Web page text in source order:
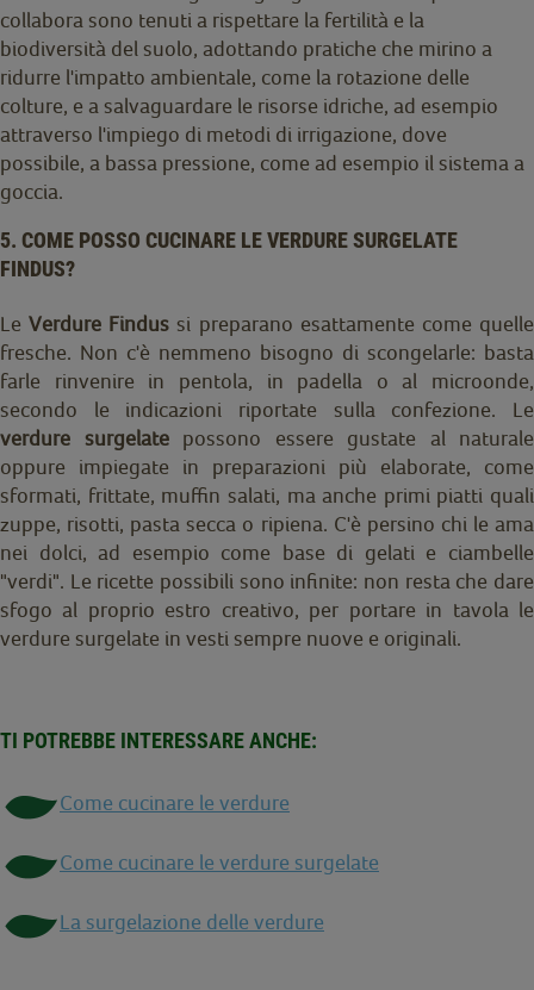
collabora sono tenuti a rispettare la fertilità e la
biodiversità del suolo, adottando pratiche che mirino a
ridurre l'impatto ambientale, come la rotazione delle
colture, e a salvaguardare le risorse idriche, ad esempio
attraverso l'impiego di metodi di irrigazione, dove
possibile, a bassa pressione, come ad esempio il sistema a
goccia.
5. COME POSSO CUCINARE LE VERDURE SURGELATE
FINDUS?
LeVerdure Findus si preparano esattamente come quelle
fresche. Non c'è nemmeno bisogno di scongelarle: basta
farle rinvenire in pentola, in padella o al microonde,
secondo le indicazioni riportate sulla confezione. Le
verdure surgelatepossono essere gustate al naturale
oppure impiegate in preparazioni più elaborate, come
sformati, frittate, muffin salati, ma anche primi piatti quali
zuppe, risotti, pasta secca o ripiena. C'è persino chi le ama
nei dolci, ad esempio come base di gelati e ciambelle
"verdi". Le ricette possibili sono infinite: non resta che dare
sfogo al proprio estro creativo, per portare in tavola le
verdure surgelate in vesti sempre nuove e originali.
TI POTREBBE INTERESSARE ANCHE:
Come cucinare le verdure
Come cucinare le verdure surgelate
La surgelazione delle verdure